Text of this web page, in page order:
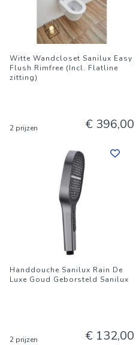
Witte Wandcloset Sanilux Easy
Flush Rimfree (Incl. Flatline
zitting)
2 prijzen € 396,00
Handdouche Sanilux Rain De
Luxe Goud Geborsteld Sanilux
2 prijzen € 132,00